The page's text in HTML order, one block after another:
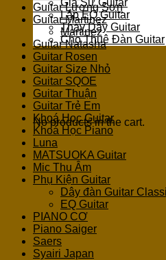
Gia Sư Guitar
Lắp EQ Guitar
Thay Dây Guitar
Cho Thuê Đàn Guitar
Cart
No products in the cart.
Guitar Lương Sơn
Guitar Martinez
Martinez
Guitar Natasha
Guitar Rosen
Guitar Size Nhỏ
Guitar SQOE
Guitar Thuận
Guitar Trẻ Em
Khoá Học Guitar
Khoá Học Piano
Luna
MATSUOKA Guitar
Mic Thu Âm
Phụ Kiện Guitar
Dây đàn Guitar
EQ Guitar
PIANO CƠ
Piano Saiger
Saers
Syairi Japan